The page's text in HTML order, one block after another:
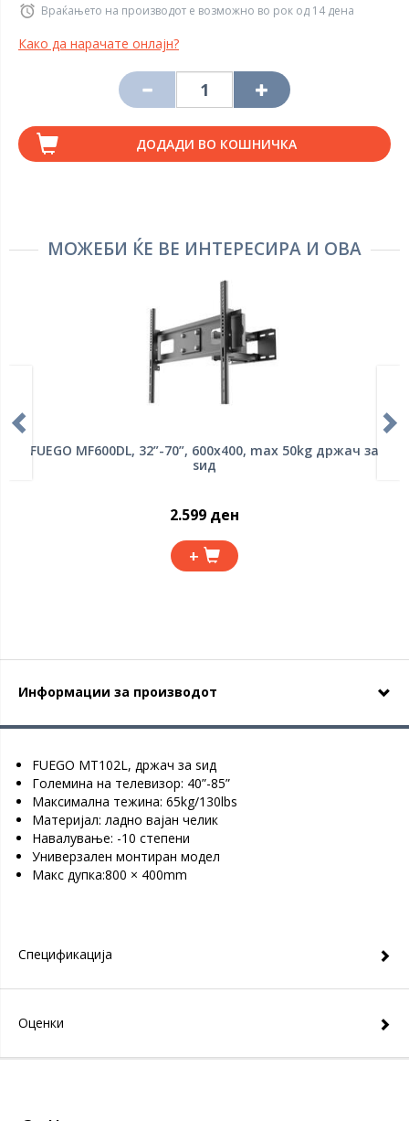
Враќањето на производот е возможно во рок од 14 дена
Како да нарачате онлајн?
ДОДАДИ ВО КОШНИЧКА
МОЖЕБИ ЌЕ ВЕ ИНТЕРЕСИРА И ОВА
FUEGO MF600DL, 32”-70”, 600x400, max 50kg држач за
ѕид
2.599 ден
+
Информации за производот
FUEGO MT102L, држач за ѕид
Големина на телевизор: 40”-85”
Максимална тежина: 65kg/130lbs
Материјал: ладно вајан челик
Навалување: -10 степени
Универзален монтиран модел
Макс дупка:800 × 400mm
Спецификација
Оценки